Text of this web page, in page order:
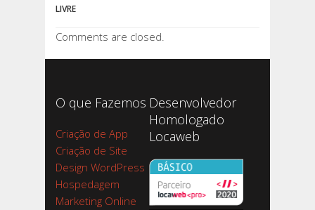
LIVRE
Comments are closed.
O que Fazemos
Criação de App
Criação de Site
Design WordPress
Hospedagem
Marketing Online
Desenvolvedor
Homologado
Locaweb